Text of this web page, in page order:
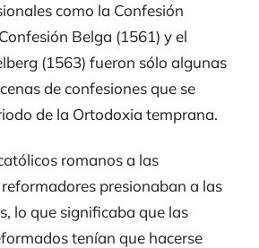
como la Confesión
Belga (1561) y el
(1563) fueron sólo algunas
de confesiones que se
de la Ortodoxia temprana.
romanos a las
presionaban a las
lo que significaba que las
tenían que hacerse